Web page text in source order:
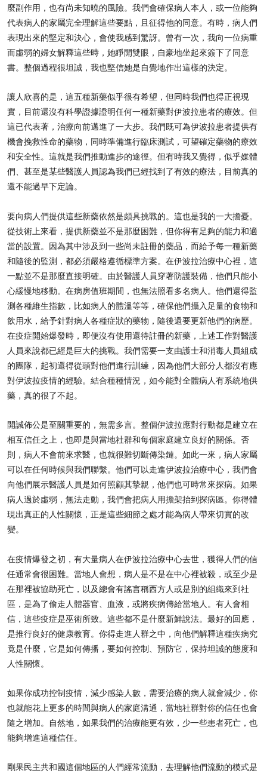
麼副作用，也有尚未知曉的風險。我們會確保病人本人，或一位能夠
代表病人的家屬完全理解這些要點，且征得他的同意。有時，病人們
表現出來的堅定和決心，會使我感到驚訝。曾有一次，我向一位病重
而虛弱的婦女解釋這些時，她睜開雙眼，自豪地坐起來簽下了同意
書。整個過程很坦誠，我也堅信她是自覺地作出這樣的決定。
讓人欣喜的是，這五種新藥似乎很有希望，但同時我們也得正視現
實，目前還沒有科學證據證明任何一種新藥對伊波拉患者的療效。但
這已代表著，治療向前邁進了一大步。我們既可為伊波拉患者提供有
機會挽救性命的藥物，同時準備進行臨床測試，可望確定藥物的療效
和安全性。這就是我們推動進步的途徑。但有時我又覺得，似乎媒體
們、甚至是某些醫護人員認為我們已經找到了有效的療法，目前真的
還不能過早下定論。
要向病人們提供這些新藥依然是頗具挑戰的。這也是我的一大擔憂。
從技術上來看，提供新藥並不是那麼困難，但你得有足夠的能力和適
當的設置。因為其中涉及到一些尚未註冊的藥品，而給予每一種新藥
和隨後的監測，都必須嚴格遵循標準方案。在伊波拉治療中心裡，這
一點並不是那麼直接明確。由於醫護人員穿著防護裝備，他們只能小
心緩慢地移動。在病房值班期間，也無法照看多名病人。他們還得監
測各種維生指數，比如病人的體溫等等，確保他們攝入足量的食物和
飲用水，給予針對病人各種症狀的藥物，隨後還要更新他們的病歷。
在疫症開始爆發時，即便沒有使用還待註冊的新藥，上述工作對醫護
人員來說都已經是巨大的挑戰。我們需要一支由護士和消毒人員組成
的團隊，起初還得從頭對他們進行訓練，因為他們大部分人都沒有應
對伊波拉疫情的經驗。結合種種情況，如今能對全體病人有系統地供
藥，真的很了不起。
開誠佈公是至關重要的，無需多言。整個伊波拉應對行動都是建立在
相互信任之上，也即是與當地社群和每個家庭建立良好的關係。否
則，病人不會前來求醫，也就很難切斷傳染鏈。如此一來，病人家屬
可以在任何時候與我們聯繫。他們可以走進伊波拉治療中心，我們會
向他們展示醫護人員是如何照顧其摯親，他們也可時常來探病。如果
病人過於虛弱，無法走動，我們會把病人用擔架抬到探病區。你得體
現出真正的人性關懷，正是這些細節之處才能為病人帶來切實的改
變。
在疫情爆發之初，有大量病人在伊波拉治療中心去世，獲得人們的信
任通常會很困難。當地人會想，病人是不是在中心裡被殺，或至少是
在那裡被協助死亡，以及總會有謠言稱西方人或是別的組織來到社
區，是為了偷走人體器官、血液，或將疾病傳給當地人。有人會相
信，這些疫症是巫術所致。這些都不是什麼新鮮說法。最好的回應，
是推行良好的健康教育。你得走進人群之中，向他們解釋這種疾病究
竟是什麼，它是如何傳播，要如何控制、預防它，保持坦誠的態度和
人性關懷。
如果你成功控制疫情，減少感染人數，需要治療的病人就會減少，你
也就能花上更多的時間與病人的家庭溝通，當地社群對你的信任也會
隨之增加。自然地，如果我們的治療能更有效，少一些患者死亡，也
能夠增進這種信任。
剛果民主共和國這個地區的人們經常流動，去理解他們流動的模式是